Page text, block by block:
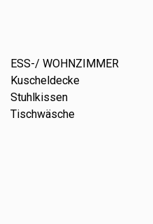
ESS-/ WOHNZIMMER
Kuscheldecke
Stuhlkissen
Tischwäsche